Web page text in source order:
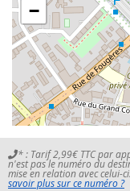
−
* : Tarif 2,99€ TTC par
n'est pas le numéro du
mise en relation avec celui-
savoir plus sur ce numéro ?